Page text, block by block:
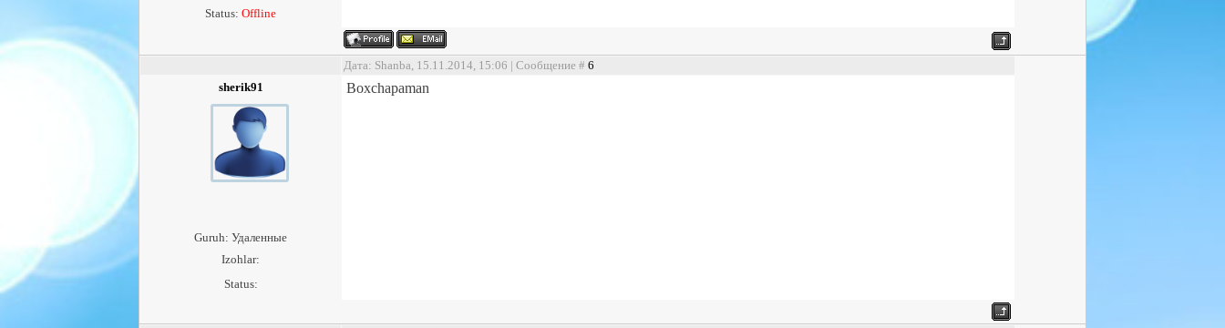
Status: Offline
Дата: Shanba, 15.11.2014, 15:06 | Сообщение # 6
sherik91
Guruh: Удаленные
Izohlar:
Status:
Boxchapaman